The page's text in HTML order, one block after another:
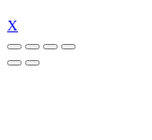
X